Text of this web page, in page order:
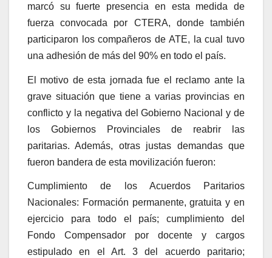
marcó su fuerte presencia en esta medida de
fuerza convocada por CTERA, donde también
participaron los compañeros de ATE, la cual tuvo
una adhesión de más del 90% en todo el país.
El motivo de esta jornada fue el reclamo ante la
grave situación que tiene a varias provincias en
conflicto y la negativa del Gobierno Nacional y de
los Gobiernos Provinciales de reabrir las
paritarias. Además, otras justas demandas que
fueron bandera de esta movilización fueron:
Cumplimiento de los Acuerdos Paritarios
Nacionales: Formación permanente, gratuita y en
ejercicio para todo el país; cumplimiento del
Fondo Compensador por docente y cargos
estipulado en el Art. 3 del acuerdo paritario;